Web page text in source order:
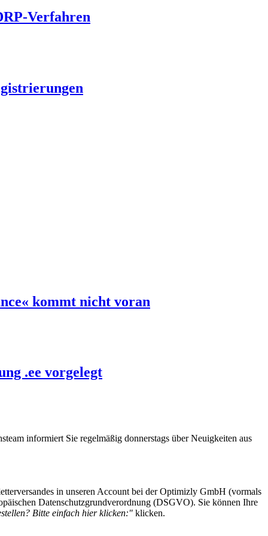
Verfahren
kommt nicht voran
.ee vorgelegt
informiert Sie regelmäßig donnerstags über Neuigkeiten aus
in unseren Account bei der Optimizly GmbH (vormals
Datenschutzgrundverordnung (DSGVO). Sie können Ihre
Bitte einfach hier klicken:" klicken.